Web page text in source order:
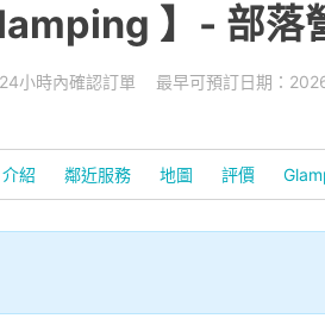
】- 部落
小時內確認訂單 最早可預訂日期：
介紹 鄰近服務 地圖 評價